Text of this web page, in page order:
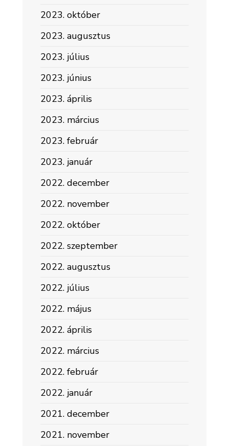
2023. október
2023. augusztus
2023. július
2023. június
2023. április
2023. március
2023. február
2023. január
2022. december
2022. november
2022. október
2022. szeptember
2022. augusztus
2022. július
2022. május
2022. április
2022. március
2022. február
2022. január
2021. december
2021. november